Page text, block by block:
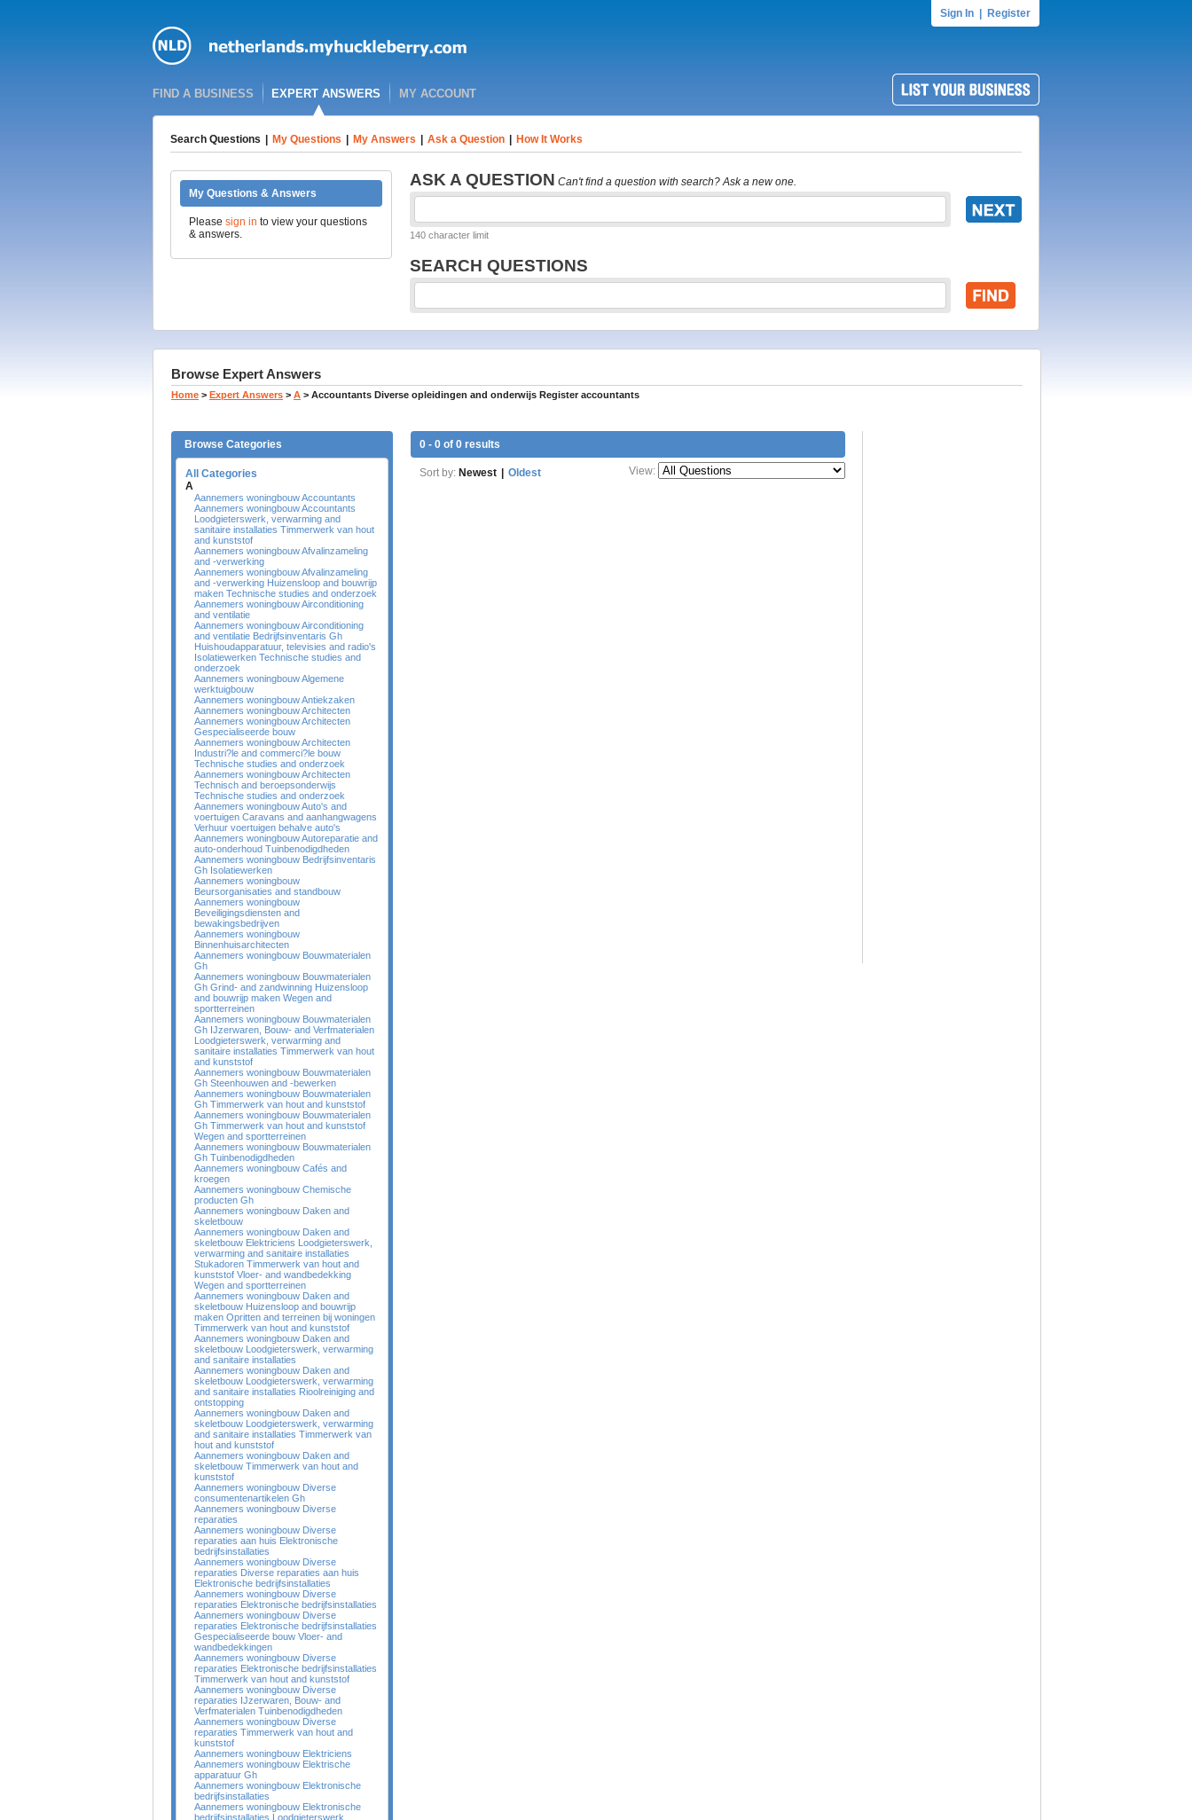
Sign In Register
FIND A BUSINESS EXPERT ANSWERS MY ACCOUNT
Search Questions My Questions My Answers Ask a Question How It Works
My Questions & Answers
Please sign in to view your questions
& answers.
ASK A QUESTION Can't find a question with search? Ask a new one.
140 character limit
SEARCH QUESTIONS
Browse Expert Answers
Home > Expert Answers > A > Accountants Diverse opleidingen and onderwijs Register accountants
Browse Categories
All Categories
A
Aannemers woningbouw Accountants
Aannemers woningbouw Accountants
Loodgieterswerk, verwarming and
sanitaire installaties Timmerwerk van hout
and kunststof
Aannemers woningbouw Afvalinzameling
and -verwerking
Aannemers woningbouw Afvalinzameling
and -verwerking Huizensloop and bouwrijp
maken Technische studies and onderzoek
Aannemers woningbouw Airconditioning
and ventilatie
Aannemers woningbouw Airconditioning
and ventilatie Bedrijfsinventaris Gh
Huishoudapparatuur, televisies and radio's
Isolatiewerken Technische studies and
onderzoek
Aannemers woningbouw Algemene
werktuigbouw
Aannemers woningbouw Antiekzaken
Aannemers woningbouw Architecten
Aannemers woningbouw Architecten
Gespecialiseerde bouw
Aannemers woningbouw Architecten
Industri?le and commerci?le bouw
Technische studies and onderzoek
Aannemers woningbouw Architecten
Technisch and beroepsonderwijs
Technische studies and onderzoek
Aannemers woningbouw Auto's and
voertuigen Caravans and aanhangwagens
Verhuur voertuigen behalve auto's
Aannemers woningbouw Autoreparatie and
auto-onderhoud Tuinbenodigdheden
Aannemers woningbouw Bedrijfsinventaris
Gh Isolatiewerken
Aannemers woningbouw
Beursorganisaties and standbouw
Aannemers woningbouw
Beveiligingsdiensten and
bewakingsbedrijven
Aannemers woningbouw
Binnenhuisarchitecten
Aannemers woningbouw Bouwmaterialen
Gh
Aannemers woningbouw Bouwmaterialen
Gh Grind- and zandwinning Huizensloop
and bouwrijp maken Wegen and
sportterreinen
Aannemers woningbouw Bouwmaterialen
Gh IJzerwaren, Bouw- and Verfmaterialen
Loodgieterswerk, verwarming and
sanitaire installaties Timmerwerk van hout
and kunststof
Aannemers woningbouw Bouwmaterialen
Gh Steenhouwen and -bewerken
Aannemers woningbouw Bouwmaterialen
Gh Timmerwerk van hout and kunststof
Aannemers woningbouw Bouwmaterialen
Gh Timmerwerk van hout and kunststof
Wegen and sportterreinen
Aannemers woningbouw Bouwmaterialen
Gh Tuinbenodigdheden
Aannemers woningbouw Cafés and
kroegen
Aannemers woningbouw Chemische
producten Gh
Aannemers woningbouw Daken and
skeletbouw
Aannemers woningbouw Daken and
skeletbouw Elektriciens Loodgieterswerk,
verwarming and sanitaire installaties
Stukadoren Timmerwerk van hout and
kunststof Vloer- and wandbedekking
Wegen and sportterreinen
Aannemers woningbouw Daken and
skeletbouw Huizensloop and bouwrijp
maken Opritten and terreinen bij woningen
Timmerwerk van hout and kunststof
Aannemers woningbouw Daken and
skeletbouw Loodgieterswerk, verwarming
and sanitaire installaties
Aannemers woningbouw Daken and
skeletbouw Loodgieterswerk, verwarming
and sanitaire installaties Rioolreiniging and
ontstopping
Aannemers woningbouw Daken and
skeletbouw Loodgieterswerk, verwarming
and sanitaire installaties Timmerwerk van
hout and kunststof
Aannemers woningbouw Daken and
skeletbouw Timmerwerk van hout and
kunststof
Aannemers woningbouw Diverse
consumentenartikelen Gh
Aannemers woningbouw Diverse
reparaties
Aannemers woningbouw Diverse
reparaties aan huis Elektronische
bedrijfsinstallaties
Aannemers woningbouw Diverse
reparaties Diverse reparaties aan huis
Elektronische bedrijfsinstallaties
Aannemers woningbouw Diverse
reparaties Elektronische bedrijfsinstallaties
Aannemers woningbouw Diverse
reparaties Elektronische bedrijfsinstallaties
Gespecialiseerde bouw Vloer- and
wandbedekkingen
Aannemers woningbouw Diverse
reparaties Elektronische bedrijfsinstallaties
Timmerwerk van hout and kunststof
Aannemers woningbouw Diverse
reparaties IJzerwaren, Bouw- and
Verfmaterialen Tuinbenodigdheden
Aannemers woningbouw Diverse
reparaties Timmerwerk van hout and
kunststof
Aannemers woningbouw Elektriciens
Aannemers woningbouw Elektrische
apparatuur Gh
Aannemers woningbouw Elektronische
bedrijfsinstallaties
Aannemers woningbouw Elektronische
bedrijfsinstallaties Loodgieterswerk,
0 - 0 of 0 results
Sort by: Newest Oldest View: